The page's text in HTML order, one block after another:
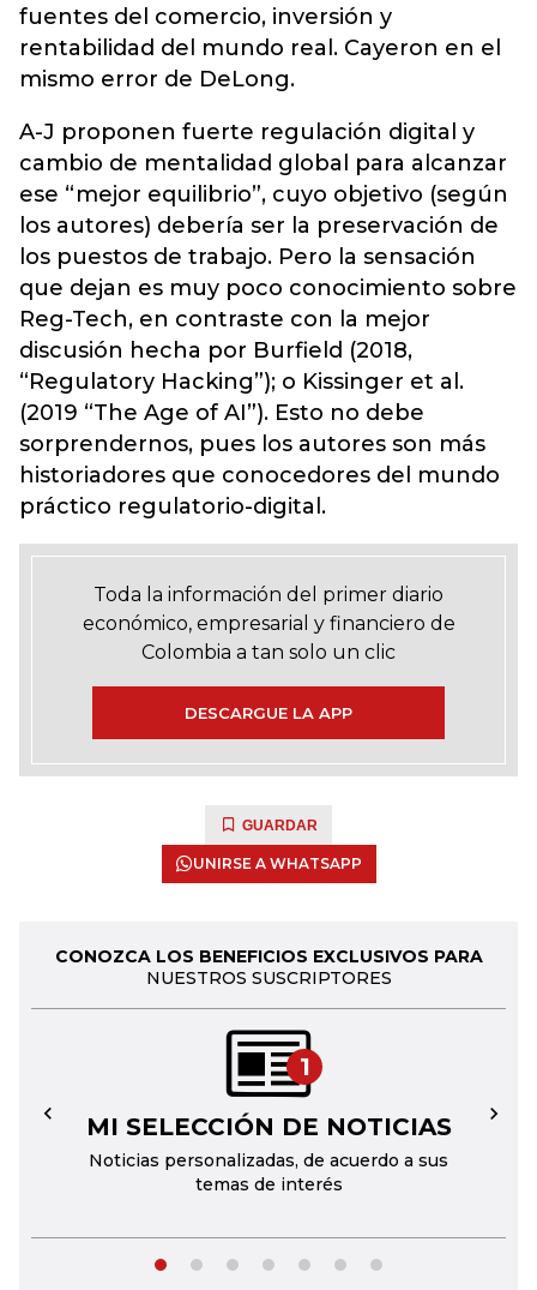
fuentes del comercio, inversión y
rentabilidad del mundo real. Cayeron en el
mismo error de DeLong.
A-J proponen fuerte regulación digital y
cambio de mentalidad global para alcanzar
ese “mejor equilibrio”, cuyo objetivo (según
los autores) debería ser la preservación de
los puestos de trabajo. Pero la sensación
que dejan es muy poco conocimiento sobre
Reg-Tech, en contraste con la mejor
discusión hecha por Burfield (2018,
“Regulatory Hacking”); o Kissinger et al.
(2019 “The Age of AI”). Esto no debe
sorprendernos, pues los autores son más
historiadores que conocedores del mundo
práctico regulatorio-digital.
Toda la información del primer diario
económico, empresarial y financiero de
Colombia a tan solo un clic
DESCARGUE LA APP
GUARDAR
UNIRSE A WHATSAPP
CONOZCA LOS BENEFICIOS EXCLUSIVOS PARA
NUESTROS SUSCRIPTORES
1
MI SELECCIÓN DE NOTICIAS
Noticias personalizadas, de acuerdo a sus
temas de interés
← →